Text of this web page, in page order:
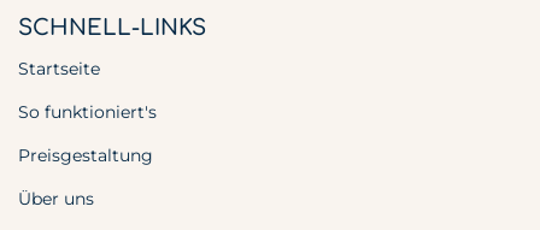
SCHNELL-LINKS
Startseite
So funktioniert's
Preisgestaltung
Über uns